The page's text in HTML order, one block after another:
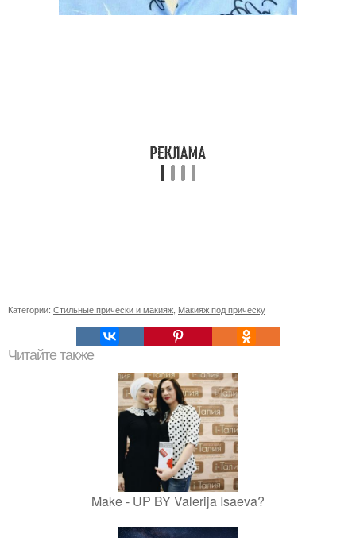
Категории: Стильные прически и макияж Макияж под прическу
Читайте также
Make - UP BY Valerija Isaeva?